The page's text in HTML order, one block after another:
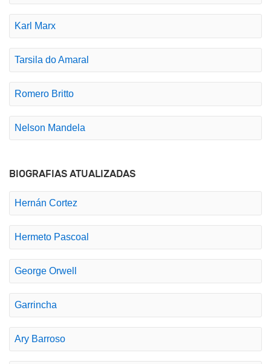
Karl Marx
Tarsila do Amaral
Romero Britto
Nelson Mandela
BIOGRAFIAS ATUALIZADAS
Hernán Cortez
Hermeto Pascoal
George Orwell
Garrincha
Ary Barroso